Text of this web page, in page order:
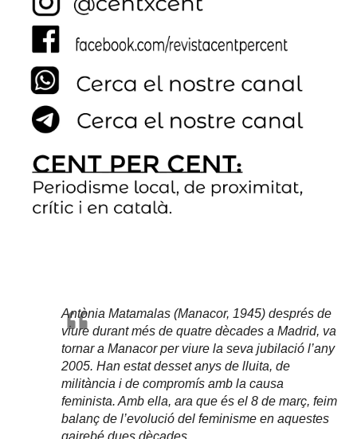
Antònia Matamalas (Manacor, 1945) després de
viure durant més de quatre dècades a Madrid, va
tornar a Manacor per viure la seva jubilació l’any
2005. Han estat desset anys de lluita, de
militància i de compromís amb la causa
feminista. Amb ella, ara que és el 8 de març, feim
balanç de l’evolució del feminisme en aquestes
gairebé dues dècades.